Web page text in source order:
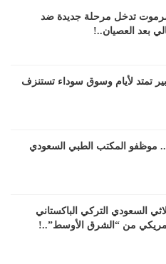
تدخل مرحلة جديدة ضد
بعد العصيان..!
تمتد لأيام وسوق سوداء تستنزف
موظفو المكتب الطبي السعودي
السعودي التركي الباكستاني
من “الشرق الأوسط”..!